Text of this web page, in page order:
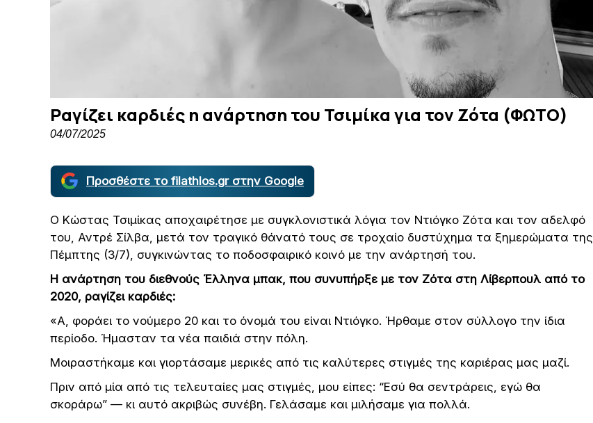
Ραγίζει καρδιές η ανάρτηση του Τσιμίκα για τον Ζότα (ΦΩΤΟ)
04/07/2025
Προσθέστε το filathlos.gr στην Google
Ο Κώστας Τσιμίκας αποχαιρέτησε με συγκλονιστικά λόγια τον Ντιόγκο Ζότα και τον αδελφό
του, Αντρέ Σίλβα, μετά τον τραγικό θάνατό τους σε τροχαίο δυστύχημα τα ξημερώματα της
Πέμπτης (3/7), συγκινώντας το ποδοσφαιρικό κοινό με την ανάρτησή του.
Η ανάρτηση του διεθνούς Έλληνα μπακ, που συνυπήρξε με τον Ζότα στη Λίβερπουλ από το
2020, ραγίζει καρδιές:
«Α, φοράει το νούμερο 20 και το όνομά του είναι Ντιόγκο. Ήρθαμε στον σύλλογο την ίδια
περίοδο. Ήμασταν τα νέα παιδιά στην πόλη.
Μοιραστήκαμε και γιορτάσαμε μερικές από τις καλύτερες στιγμές της καριέρας μας μαζί.
Πριν από μία από τις τελευταίες μας στιγμές, μου είπες: “Εσύ θα σεντράρεις, εγώ θα
σκοράρω” — κι αυτό ακριβώς συνέβη. Γελάσαμε και μιλήσαμε για πολλά.